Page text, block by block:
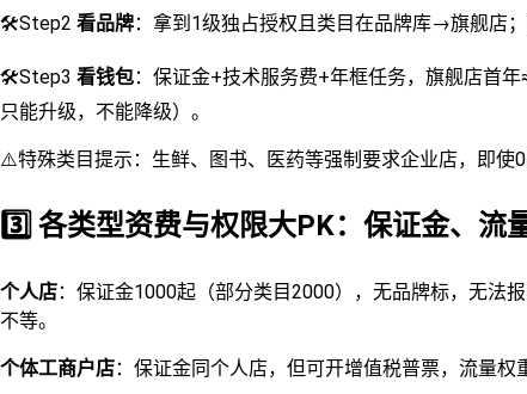
🛠️Step2 看品牌：拿到1级独占授权且类目在品牌库→旗舰店
🛠️Step3 看钱包：保证金+技术服务费+年框任务，旗舰店首
只能升级，不能降级）。
⚠️特殊类目提示：生鲜、图书、医药等强制要求企业店，即使0
3️⃣ 各类型资费与权限大PK：保证金、流
个人店：保证金1000起（部分类目2000），无品牌标，无法
不等。
个体工商户店：保证金同个人店，但可开增值税普票，流量权